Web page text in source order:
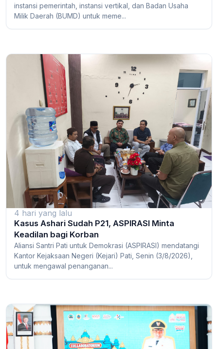
instansi pemerintah, instansi vertikal, dan Badan Usaha
Milik Daerah (BUMD) untuk meme...
4 hari yang lalu
Kasus Ashari Sudah P21, ASPIRASI Minta
Keadilan bagi Korban
Aliansi Santri Pati untuk Demokrasi (ASPIRASI) mendatangi
Kantor Kejaksaan Negeri (Kejari) Pati, Senin (3/8/2026),
untuk mengawal penanganan...